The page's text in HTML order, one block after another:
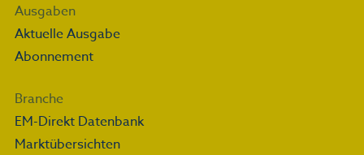
Ausgaben
Aktuelle Ausgabe
Abonnement
Branche
EM-Direkt Datenbank
Marktübersichten